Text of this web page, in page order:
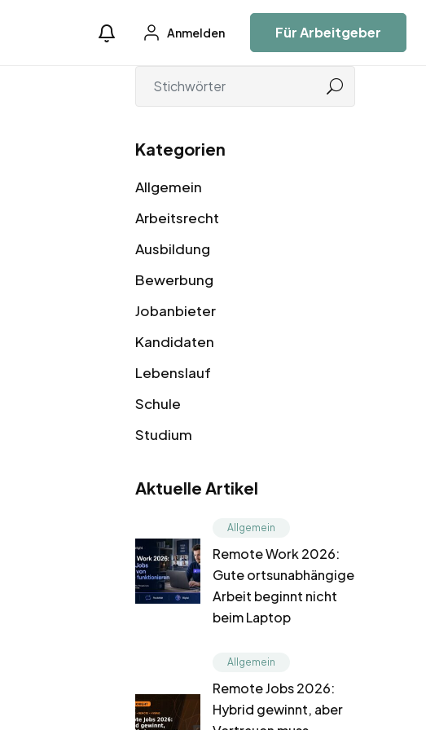
Anmelden Für Arbeitgeber
Kategorien
Allgemein
Arbeitsrecht
Ausbildung
Bewerbung
Jobanbieter
Kandidaten
Lebenslauf
Schule
Studium
Aktuelle Artikel
Allgemein
Remote Work 2026:
Gute ortsunabhängige
Arbeit beginnt nicht
beim Laptop
Allgemein
Remote Jobs 2026:
Hybrid gewinnt, aber